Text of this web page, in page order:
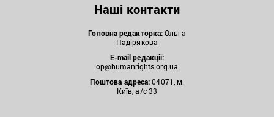
Наші контакти
Головна редакторка:Ольга
Падірякова
E-mail редакції:
op@humanrights.org.ua
Поштова адреса:04071, м.
Київ, а/с 33